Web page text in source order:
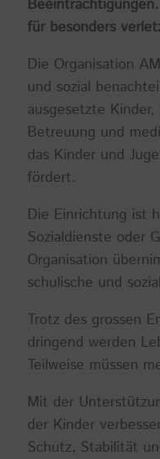
für besonders
Die Organisation
und sozial
ausgesetzte
Betreuung und
das Kinder und
fördert.
Die Einrichtung ist
Sozialdienste oder
Organisation
schulische und
Trotz des grossen
dringend werden
Teilweise müssen
Mit der
der Kinder
Schutz, Stabilität